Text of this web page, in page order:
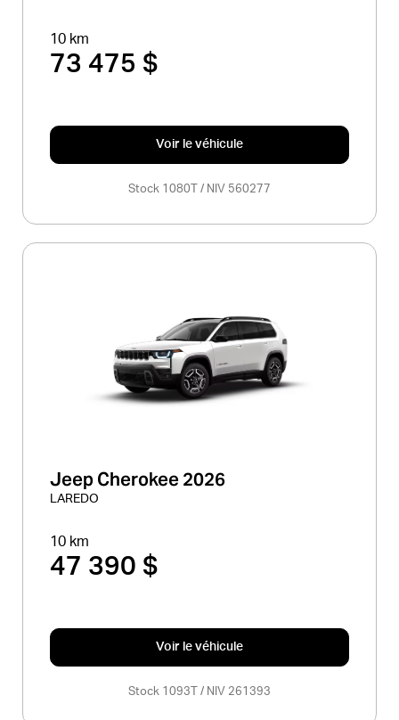
10 km
73 475 $
Voir le véhicule
Stock 1080T / NIV 560277
Jeep Cherokee 2026
LAREDO
10 km
47 390 $
Voir le véhicule
Stock 1093T / NIV 261393